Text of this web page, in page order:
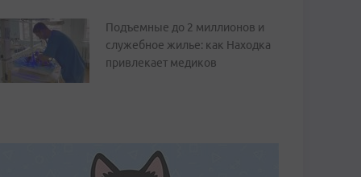
Подъемные до 2 миллионов и
служебное жилье: как Находка
привлекает медиков